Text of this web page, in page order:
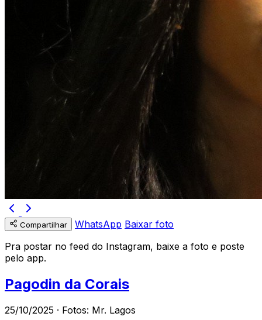
Compartilhar WhatsApp Baixar foto
Pra postar no feed do Instagram, baixe a foto e poste
pelo app.
Pagodin da Corais
25/10/2025 · Fotos: Mr. Lagos